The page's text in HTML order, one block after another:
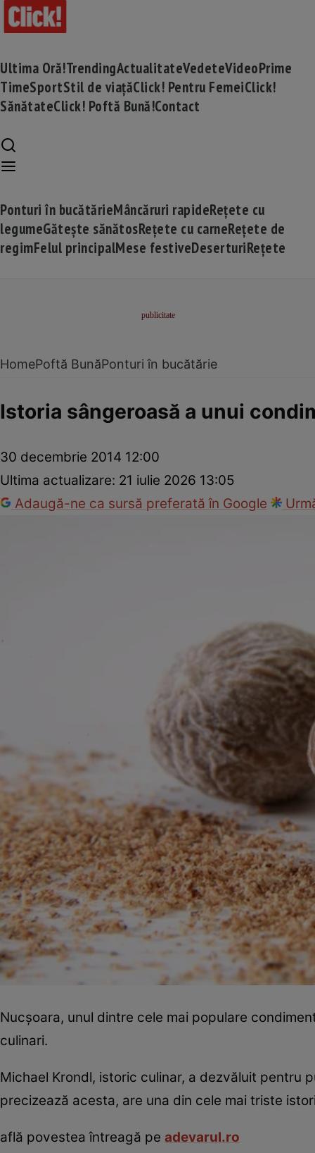
Ultima Oră!TrendingActualitateVedeteVideoPrime
TimeSportStil de viațăClick! Pentru FemeiClick!
SănătateClick! Poftă Bună!Contact
Ponturi în bucătărieMâncăruri rapideRețete cu
legumeGătește sănătosRețete cu carneRețete de
regimFelul principalMese festiveDeserturiRețete
HomePoftă BunăPonturi în bucătărie
Istoria sângeroasă a unui
30 decembrie 2014 12:00
Ultima actualizare: 21 iulie 2026 13:05
Adaugă-ne ca sursă preferată în Google
Nucşoara, unul dintre cele mai populare
culinari.
Michael Krondl, istoric culinar, a dezvăluit pentru
precizează acesta, are una din cele mai triste
află povestea întreagă pe adevarul.ro